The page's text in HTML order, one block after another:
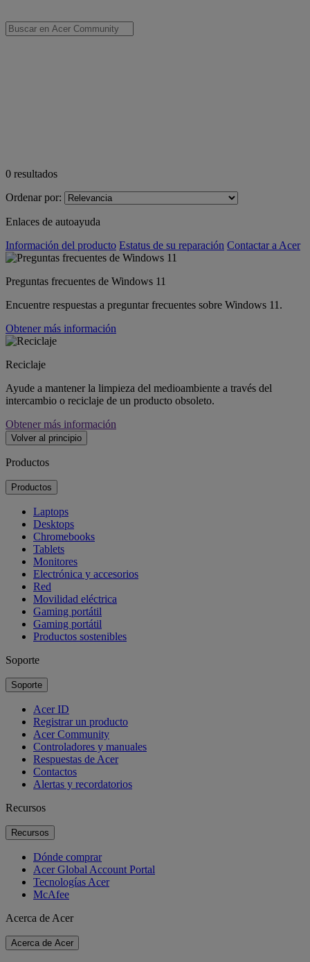
0 resultados
Ordenar por:
Enlaces de autoayuda
Información del producto Estatus de su reparación Contactar a Acer
Preguntas frecuentes de Windows 11
Encuentre respuestas a preguntar frecuentes sobre Windows 11.
Obtener más información
Reciclaje
Ayude a mantener la limpieza del medioambiente a través del
intercambio o reciclaje de un producto obsoleto.
Obtener más información
Volver al principio
Productos
Productos
Laptops
Desktops
Chromebooks
Tablets
Monitores
Electrónica y accesorios
Red
Movilidad eléctrica
Gaming portátil
Gaming portátil
Productos sostenibles
Soporte
Soporte
Acer ID
Registrar un producto
Acer Community
Controladores y manuales
Respuestas de Acer
Contactos
Alertas y recordatorios
Recursos
Recursos
Dónde comprar
Acer Global Account Portal
Tecnologías Acer
McAfee
Acerca de Acer
Acerca de Acer